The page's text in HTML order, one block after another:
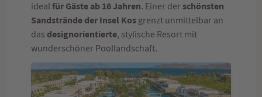
ideal für Gäste ab 16 Jahren. Einer derschönsten
Sandstrände der Insel Kosgrenzt unmittelbar an
das designorientierte, stylische Resort mit
wunderschöner Poollandschaft.